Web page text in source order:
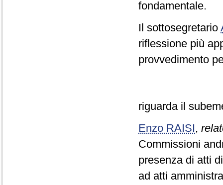
fondamentale.
Il sottosegretario
riflessione più
provvedimento
riguarda il
Enzo RAISI,
Commissioni
presenza di atti
ad atti